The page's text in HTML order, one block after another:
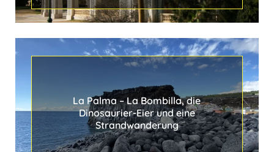
La Palma ‒ La Bombilla, die
Dinosaurier-Eier und eine
Strandwanderung